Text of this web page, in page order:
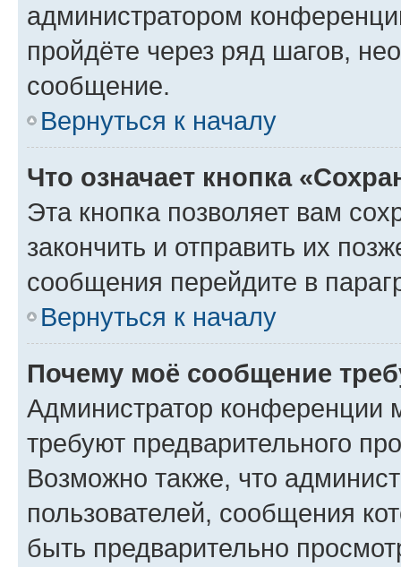
администратором
пройдёте через ряд шагов,
сообщение.
Вернуться к началу
Что означает кнопка
Эта кнопка позволяет вам
закончить и отправить их
сообщения перейдите в
Вернуться к началу
Почему моё сообщение
Администратор конференции
требуют предварительного
Возможно также, что
пользователей, сообщения
быть предварительно